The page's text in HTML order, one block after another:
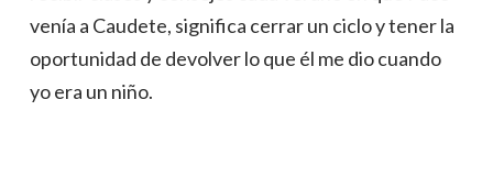
venía a Caudete, significa cerrar un ciclo y tener la
oportunidad de devolver lo que él me dio cuando
yo era un niño.